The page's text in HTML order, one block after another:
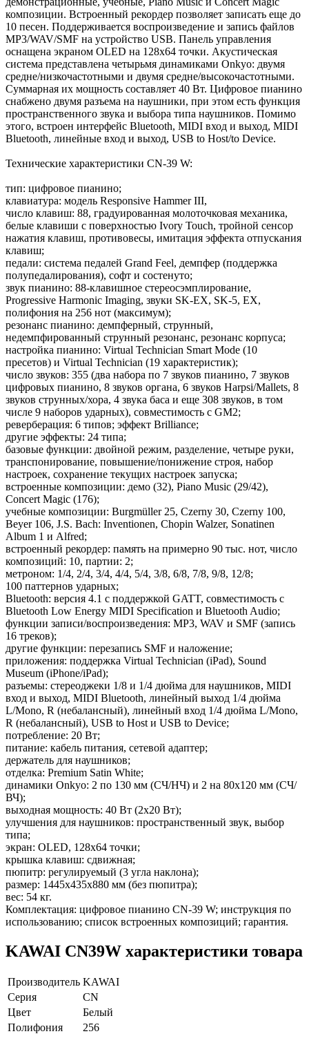
композиции. Встроенный рекордер позволяет записать еще до
10 песен. Поддерживается воспроизведение и запись файлов
MP3/WAV/SMF на устройство USB. Панель управления
оснащена экраном OLED на 128x64 точки. Акустическая
система представлена четырьмя динамиками Onkyo: двумя
средне/низкочастотными и двумя средне/высокочастотными.
Суммарная их мощность составляет 40 Вт. Цифровое пианино
снабжено двумя разъема на наушники, при этом есть функция
пространственного звука и выбора типа наушников. Помимо
этого, встроен интерфейс Bluetooth, MIDI вход и выход, MIDI
Bluetooth, линейные вход и выход, USB to Host/to Device.
Технические характеристики CN-39 W:
тип: цифровое пианино;
клавиатура: модель Responsive Hammer III,
число клавиш: 88, градуированная молоточковая механика,
белые клавиши с поверхностью Ivory Touch, тройной сенсор
нажатия клавиш, противовесы, имитация эффекта отпускания
клавиш;
педали: система педалей Grand Feel, демпфер (поддержка
полупедалирования), софт и состенуто;
звук пианино: 88-клавишное стереосэмплирование,
Progressive Harmonic Imaging, звуки SK-EX, SK-5, EX,
полифония на 256 нот (максимум);
резонанс пианино: демпферный, струнный,
недемпфированный струнный резонанс, резонанс корпуса;
настройка пианино: Virtual Technician Smart Mode (10
пресетов) и Virtual Technician (19 характеристик);
число звуков: 355 (два набора по 7 звуков пианино, 7 звуков
цифровых пианино, 8 звуков органа, 6 звуков Harpsi/Mallets, 8
звуков струнных/хора, 4 звука баса и еще 308 звуков, в том
числе 9 наборов ударных), совместимость с GM2;
реверберация: 6 типов; эффект Brilliance;
другие эффекты: 24 типа;
базовые функции: двойной режим, разделение, четыре руки,
транспонирование, повышение/понижение строя, набор
настроек, сохранение текущих настроек запуска;
встроенные композиции: демо (32), Piano Music (29/42),
Concert Magic (176);
учебные композиции: Burgmüller 25, Czerny 30, Czerny 100,
Beyer 106, J.S. Bach: Inventionen, Chopin Walzer, Sonatinen
Album 1 и Alfred;
встроенный рекордер: память на примерно 90 тыс. нот, число
композиций: 10, партии: 2;
метроном: 1/4, 2/4, 3/4, 4/4, 5/4, 3/8, 6/8, 7/8, 9/8, 12/8;
100 паттернов ударных;
Bluetooth: версия 4.1 с поддержкой GATT, совместимость с
Bluetooth Low Energy MIDI Specification и Bluetooth Audio;
функции записи/воспроизведения: MP3, WAV и SMF (запись
16 треков);
другие функции: перезапись SMF и наложение;
приложения: поддержка Virtual Technician (iPad), Sound
Museum (iPhone/iPad);
разъемы: стереоджеки 1/8 и 1/4 дюйма для наушников, MIDI
вход и выход, MIDI Bluetooth, линейный выход 1/4 дюйма
L/Mono, R (небалансный), линейный вход 1/4 дюйма L/Mono,
R (небалансный), USB to Host и USB to Device;
потребление: 20 Вт;
питание: кабель питания, сетевой адаптер;
держатель для наушников;
отделка: Premium Satin White;
динамики Onkyo: 2 по 130 мм (СЧ/НЧ) и 2 на 80x120 мм (СЧ/
ВЧ);
выходная мощность: 40 Вт (2x20 Вт);
улучшения для наушников: пространственный звук, выбор
типа;
экран: OLED, 128x64 точки;
крышка клавиш: сдвижная;
пюпитр: регулируемый (3 угла наклона);
размер: 1445x435x880 мм (без пюпитра);
вес: 54 кг.
Комплектация: цифровое пианино CN-39 W; инструкция по
использованию; список встроенных композиций; гарантия.
KAWAI CN39W характеристики товара
Производитель KAWAI
Серия
CN
Цвет
Белый
Полифония
256